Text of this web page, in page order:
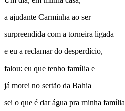
a ajudante Carminha ao ser
surpreendida com a torneira ligada
e eu a reclamar do desperdício,
falou: eu que tenho família e
já morei no sertão da Bahia
sei o que é dar água pra minha família